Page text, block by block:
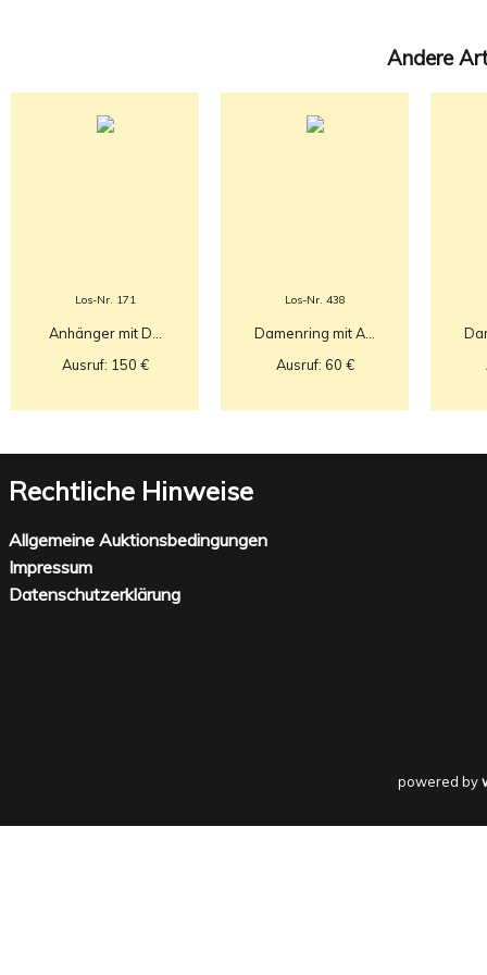
Andere
Los-Nr. 171
Anhänger mit D...
Ausruf: 150 €
Los-Nr. 438
Damenring mit A...
Ausruf: 60 €
Rechtliche Hinweise
Allgemeine Auktionsbedingungen
Impressum
Datenschutzerklärung
powered by